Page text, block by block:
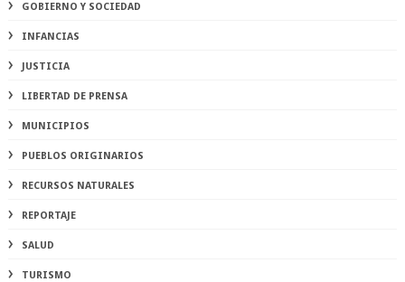
GOBIERNO Y SOCIEDAD
INFANCIAS
JUSTICIA
LIBERTAD DE PRENSA
MUNICIPIOS
PUEBLOS ORIGINARIOS
RECURSOS NATURALES
REPORTAJE
SALUD
TURISMO